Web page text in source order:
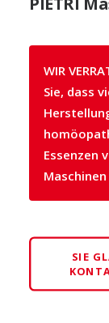
WIR
Sie, dass
Essenzen
SIE